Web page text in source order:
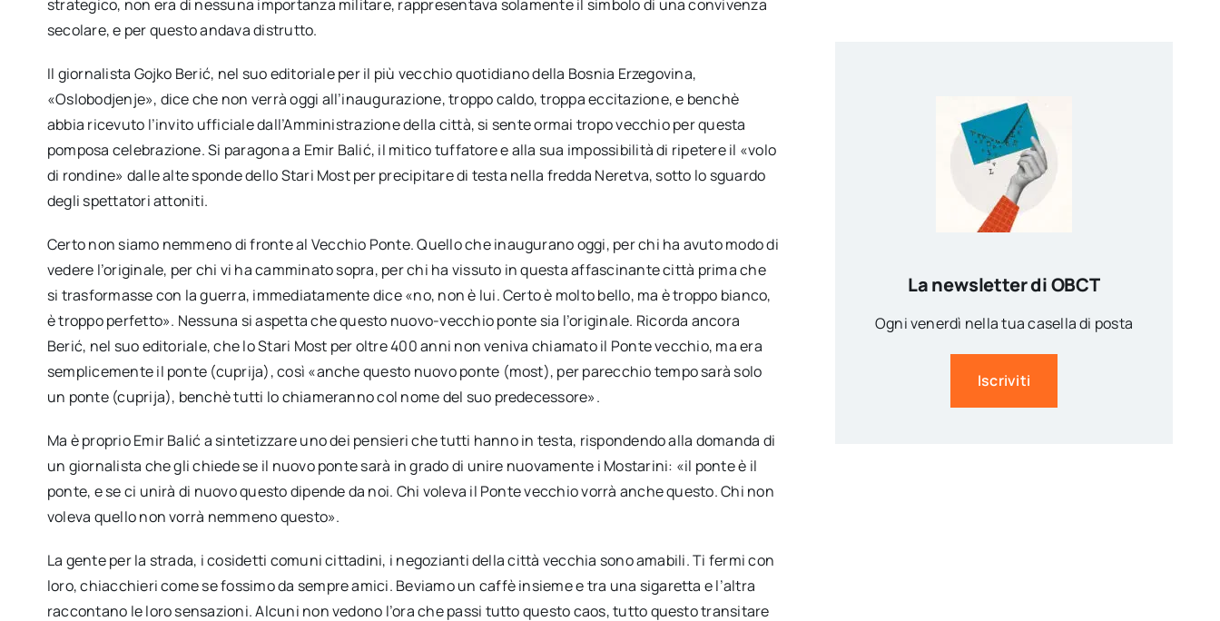
strategico, non era di nessuna importanza militare, rappresentava solamente il simbolo di una convivenza
secolare, e per questo andava distrutto.
Il giornalista Gojko Berić, nel suo editoriale per il più vecchio quotidiano della Bosnia Erzegovina,
«Oslobodjenje», dice che non verrà oggi all’inaugurazione, troppo caldo, troppa eccitazione, e benchè
abbia ricevuto l’invito ufficiale dall’Amministrazione della città, si sente ormai tropo vecchio per questa
pomposa celebrazione. Si paragona a Emir Balić, il mitico tuffatore e alla sua impossibilità di ripetere il «volo
di rondine» dalle alte sponde dello Stari Most per precipitare di testa nella fredda Neretva, sotto lo sguardo
degli spettatori attoniti.
Certo non siamo nemmeno di fronte al Vecchio Ponte. Quello che inaugurano oggi, per chi ha avuto modo di
vedere l’originale, per chi vi ha camminato sopra, per chi ha vissuto in questa affascinante città prima che
si trasformasse con la guerra, immediatamente dice «no, non è lui. Certo è molto bello, ma è troppo bianco,
è troppo perfetto». Nessuna si aspetta che questo nuovo-vecchio ponte sia l’originale. Ricorda ancora
Berić, nel suo editoriale, che lo Stari Most per oltre 400 anni non veniva chiamato il Ponte vecchio, ma era
semplicemente il ponte (cuprija), così «anche questo nuovo ponte (most), per parecchio tempo sarà solo
un ponte (cuprija), benchè tutti lo chiameranno col nome del suo predecessore».
Ma è proprio Emir Balić a sintetizzare uno dei pensieri che tutti hanno in testa, rispondendo alla domanda di
un giornalista che gli chiede se il nuovo ponte sarà in grado di unire nuovamente i Mostarini: «il ponte è il
ponte, e se ci unirà di nuovo questo dipende da noi. Chi voleva il Ponte vecchio vorrà anche questo. Chi non
voleva quello non vorrà nemmeno questo».
La gente per la strada, i cosidetti comuni cittadini, i negozianti della città vecchia sono amabili. Ti fermi con
loro, chiacchieri come se fossimo da sempre amici. Beviamo un caffè insieme e tra una sigaretta e l’altra
raccontano le loro sensazioni. Alcuni non vedono l’ora che passi tutto questo caos, tutto questo transitare
La newsletter di OBCT
Ogni venerdì nella tua casella di posta
Iscriviti